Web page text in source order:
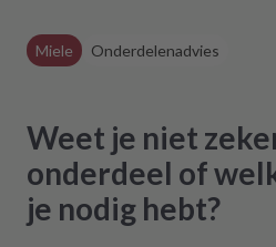
Miele Onderdelenadvies
Weet je niet
onderdeel of
je nodig hebt?